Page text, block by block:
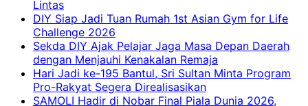
Lintas
DIY Siap Jadi Tuan Rumah 1st Asian Gym for Life
Challenge 2026
Sekda DIY Ajak Pelajar Jaga Masa Depan Daerah
dengan Menjauhi Kenakalan Remaja
Hari Jadi ke-195 Bantul, Sri Sultan Minta Program
Pro-Rakyat Segera Direalisasikan
SAMOLI Hadir di Nobar Final Piala Dunia 2026,